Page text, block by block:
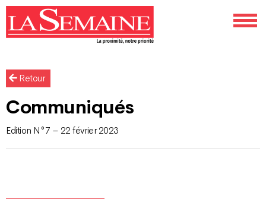
Retour
Communiqués
Edition N°7 – 22 février 2023